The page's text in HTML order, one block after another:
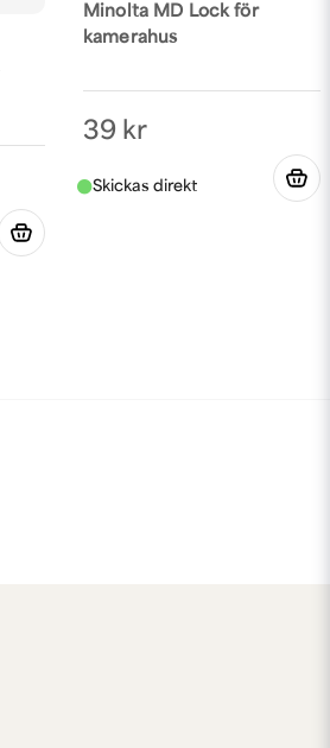
Minolta MD Lock för
kamerahus
39 kr